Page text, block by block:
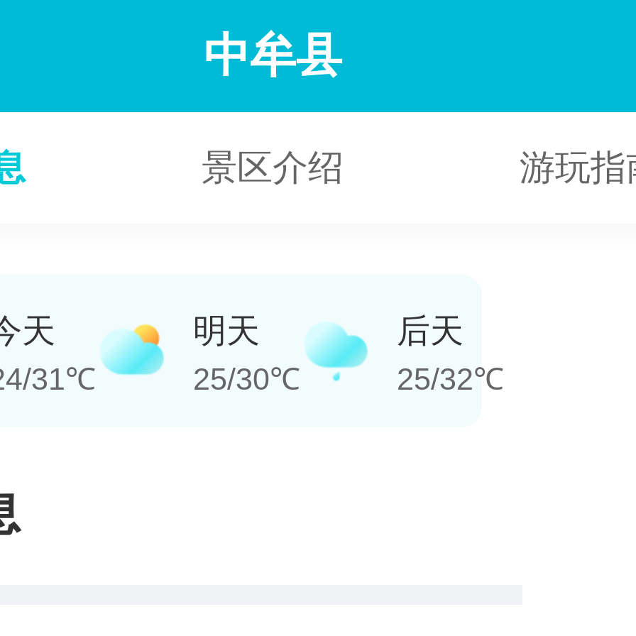
中牟县
景区介绍 游玩指
天
31℃
明天
25/30℃
后天
25/32℃